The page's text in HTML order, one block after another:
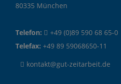
80335 München
Telefon:
+49 (0)89 590 68 65-0
Telefax: +49 89 59068650-11
kontakt@gut-zeitarbeit.de